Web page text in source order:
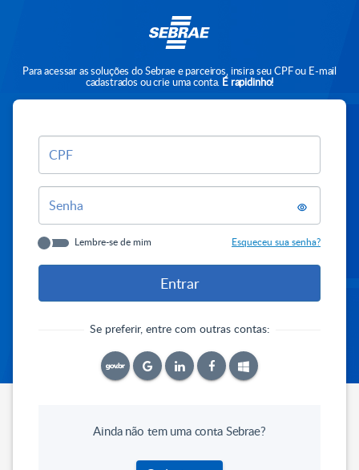
Para acessar as soluções do Sebrae e parceiros, insira seu CPF ou E-mail
cadastrados ou crie uma conta. É rapidinho!
CPF
Senha
Lembre-se de mim Esqueceu sua senha?
Se preferir, entre com outras contas:
Ainda não tem uma conta Sebrae?